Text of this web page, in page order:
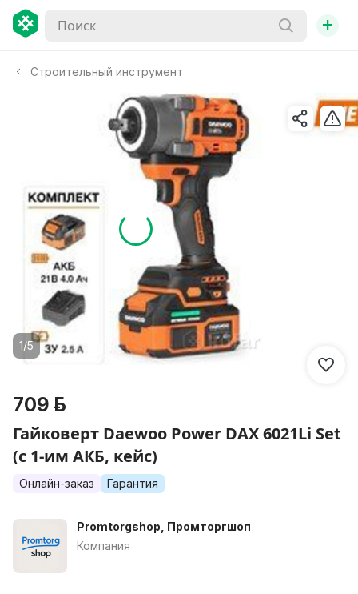
+
Строительный инструмент
1/5
709 р.
Гайковерт Daewoo Power DAX 6021Li Set
(с 1-им АКБ, кейс)
Онлайн-заказ Гарантия
Promtorgshop, Промторгшоп
Компания